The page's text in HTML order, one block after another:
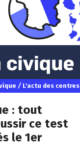
/ L'actu des centres
: tout
ce test
le 1er